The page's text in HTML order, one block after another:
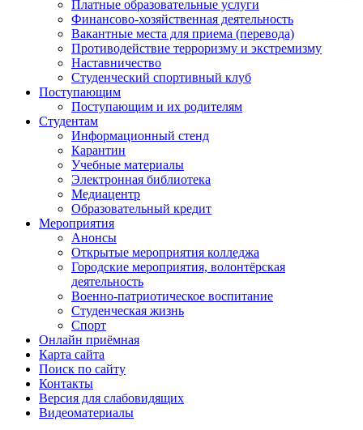
Платные образовательные услуги
Финансово-хозяйственная деятельность
Вакантные места для приема (перевода)
Противодействие терроризму и экстремизму
Наставничество
Студенческий спортивный клуб
Поступающим
Поступающим и их родителям
Студентам
Информационный стенд
Карантин
Учебные материалы
Электронная библиотека
Медиацентр
Образовательный кредит
Мероприятия
Анонсы
Открытые мероприятия колледжа
Городские мероприятия, волонтёрская
деятельность
Военно-патриотическое воспитание
Студенческая жизнь
Спорт
Онлайн приёмная
Карта сайта
Поиск по сайту
Контакты
Версия для слабовидящих
Видеоматериалы